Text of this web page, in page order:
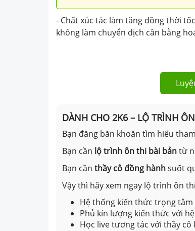
- Chất xúc tác làm tăng đồng thời
không làm chuyển dịch cân bằng
DÀNH CHO 2K6 – LỘ TRÌNH
Bạn đăng băn khoăn tìm hiểu
Bạn cần lộ trình ôn thi bài bảntừ
Bạn cần thầy cô đồng hànhsuốt
Vậy thì hãy xem ngay lộ trình ôn
Hệ thống kiến thức trọng
Phủ kín lượng kiến thức với
Học live tương tác với thầy